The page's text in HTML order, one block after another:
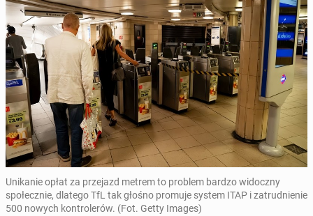
Unikanie opłat za przejazd metrem to problem bardzo widoczny
społecznie, dlatego TfL tak głośno promuje system ITAP i zatrudnienie
500 nowych kontrolerów. (Fot. Getty Images)